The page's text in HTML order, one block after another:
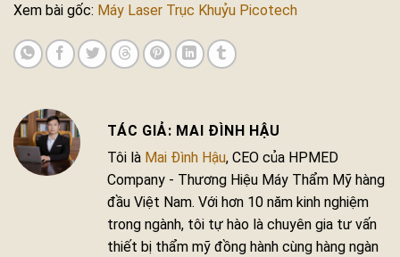
Xem bài gốc: Máy Laser Trục Khuỷu Picotech
MAI ĐÌNH HẬU
Tôi là Mai Đình Hậu, CEO của HPMED
Company - Thương Hiệu Máy Thẩm Mỹ hàng
đầu Việt Nam. Với hơn 10 năm kinh nghiệm
trong ngành, tôi tự hào là chuyên gia tư vấn
thiết bị thẩm mỹ đồng hành cùng hàng ngàn